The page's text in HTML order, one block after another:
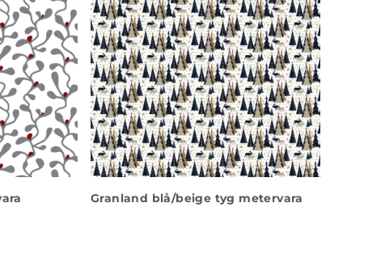
Granland blå/beige tyg metervara